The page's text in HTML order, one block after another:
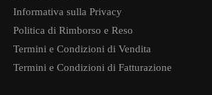
Informativa sulla Privacy
Politica di Rimborso e Reso
Termini e Condizioni di Vendita
Termini e Condizioni di Fatturazione